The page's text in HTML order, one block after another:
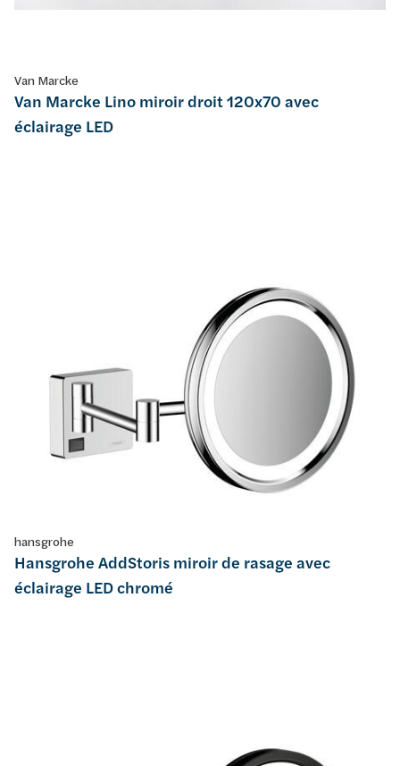
Van Marcke
Van Marcke Lino miroir droit 120x70 avec
éclairage LED
hansgrohe
Hansgrohe AddStoris miroir de rasage avec
éclairage LED chromé